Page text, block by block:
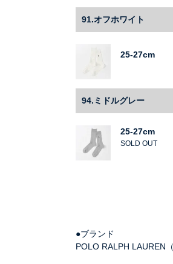
91.オフホワイト
25-27cm
94.ミドルグレー
25-27cm
SOLD OUT
●ブランド
POLO RALPH LAUREN